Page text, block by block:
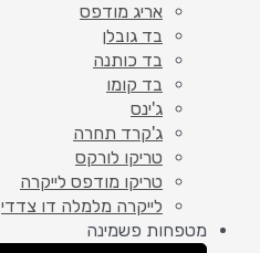
אריג מודפס
בד גובלן
בד כותנה
בד קומו
ג'ינס
ג'קרד תחרה
טריקו לורקס
טריקו מודפס לייקרה
לייקרה מלמלה דו צדדי
מטפחות פשמינה